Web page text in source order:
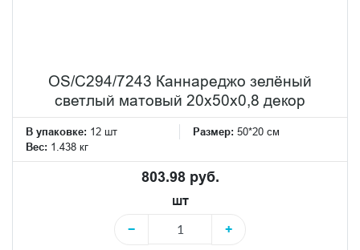
OS/C294/7243 Каннареджо зелёный
светлый матовый 20x50x0,8 декор
В упаковке: 12 шт Размер: 50*20 см
Вес: 1.438 кг
803.98 руб.
шт
−
+